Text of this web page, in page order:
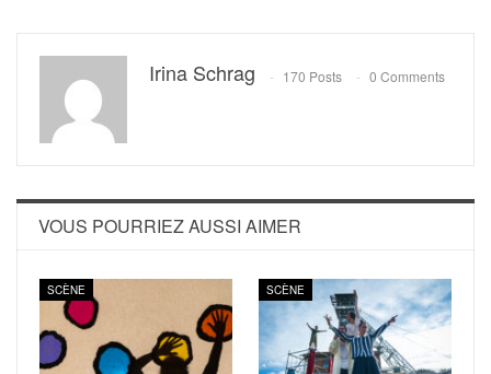
Irina Schrag 170 Posts 0 Comments
VOUS POURRIEZ AUSSI AIMER
SCÈNE SCÈNE